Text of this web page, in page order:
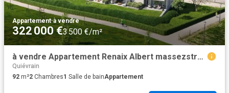
Appartement·à vendre
322 000 €3 500 €/m²
à vendre Appartement Renaix Albert massezstraat
Quiévrain
92 m²2 Chambres1 Salle de bainAppartement